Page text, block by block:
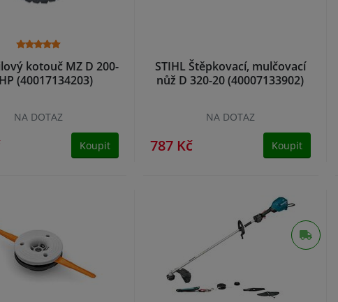
kotouč MZ D 200-
(40017134203)
NA DOTAZ
Koupit
STIHL Štěpkovací, mulčovací
nůž D 320-20 (40007133902)
NA DOTAZ
787 Kč Koupit